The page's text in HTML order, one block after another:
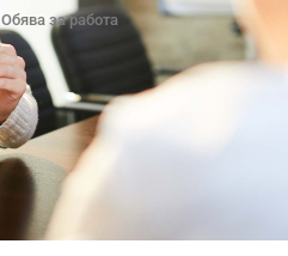
Обява за работа